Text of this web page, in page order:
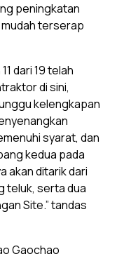
peningkatan
terserap
dari 19 telah
di sini,
kelengkapan
syarat, dan
kedua pada
akan ditarik dari
teluk, serta dua
Site.” tandas
Gaochao